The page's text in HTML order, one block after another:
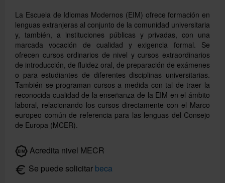
La Escuela de Idiomas Modernos (EIM) ofrece formación en
lenguas extranjeras al conjunto de la comunidad universitaria
y, también, a instituciones públicas y privadas, con una
marcada vocación de cualidad y exigencia formal. Se
ofrecen cursos ordinarios de nivel y cursos extraordinarios
de introducción, de fluidez oral, de preparación de exámenes
o para estudiantes de diferentes disciplinas universitarias.
También se programan cursos a medida con tal de traer la
reconocida cualidad de la enseñanza de la EIM en el ámbito
laboral, relacionando los cursos directamente con el Marco
europeo común de referencia para las lenguas del Consejo
de Europa (MCER).
Acredita nivel MECR
Se puede solicitar beca